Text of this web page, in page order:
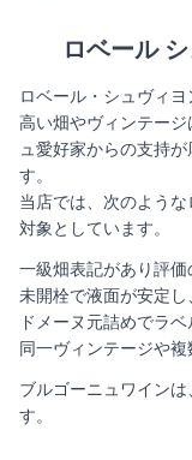
ロベール
ロベール・シュヴィ
高い畑やヴィンテー
ュ愛好家からの支持
す。
当店では、次のよう
対象としています。
一級畑表記があり評
未開栓で液面が安定
ドメーヌ元詰めでラ
同一ヴィンテージや
ブルゴーニュワイン
す。